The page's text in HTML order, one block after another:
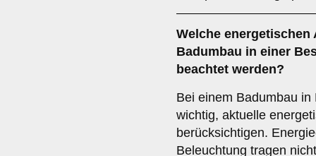
Welche energetischen
Badumbau in einer
beachtet werden?
Bei einem Badumbau
wichtig, aktuelle
berücksichtigen.
Beleuchtung tragen